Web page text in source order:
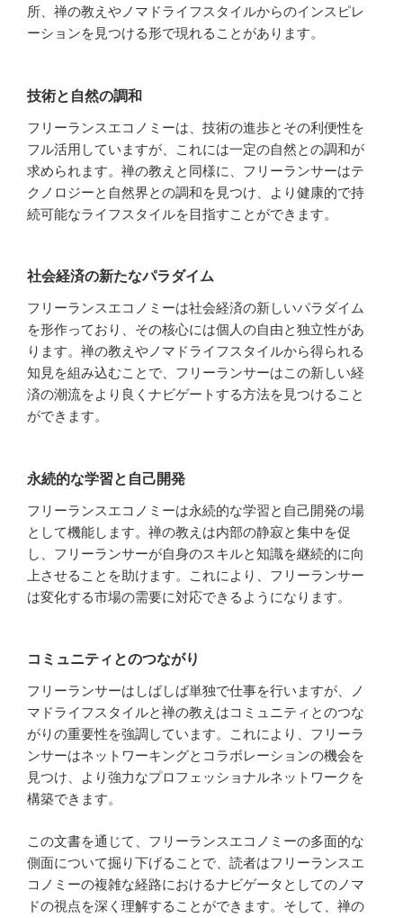
所、禅の教えやノマドライフスタイルからのインスピレ
ーションを見つける形で現れることがあります。
技術と自然の調和
フリーランスエコノミーは、技術の進歩とその利便性を
フル活用していますが、これには一定の自然との調和が
求められます。禅の教えと同様に、フリーランサーはテ
クノロジーと自然界との調和を見つけ、より健康的で持
続可能なライフスタイルを目指すことができます。
社会経済の新たなパラダイム
フリーランスエコノミーは社会経済の新しいパラダイム
を形作っており、その核心には個人の自由と独立性があ
ります。禅の教えやノマドライフスタイルから得られる
知見を組み込むことで、フリーランサーはこの新しい経
済の潮流をより良くナビゲートする方法を見つけること
ができます。
永続的な学習と自己開発
フリーランスエコノミーは永続的な学習と自己開発の場
として機能します。禅の教えは内部の静寂と集中を促
し、フリーランサーが自身のスキルと知識を継続的に向
上させることを助けます。これにより、フリーランサー
は変化する市場の需要に対応できるようになります。
コミュニティとのつながり
フリーランサーはしばしば単独で仕事を行いますが、ノ
マドライフスタイルと禅の教えはコミュニティとのつな
がりの重要性を強調しています。これにより、フリーラ
ンサーはネットワーキングとコラボレーションの機会を
見つけ、より強力なプロフェッショナルネットワークを
構築できます。
この文書を通じて、フリーランスエコノミーの多面的な
側面について掘り下げることで、読者はフリーランスエ
コノミーの複雑な経路におけるナビゲータとしてのノマ
ドの視点を深く理解することができます。そして、禅の